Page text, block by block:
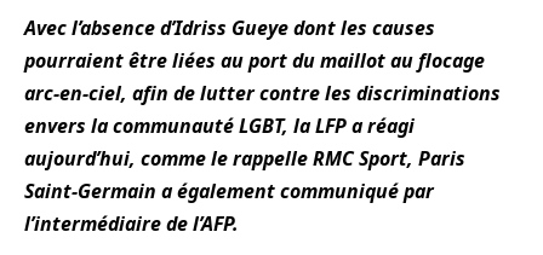
Avec l’absence d’Idriss Gueye dont les causes
pourraient être liées au port du maillot au flocage
arc-en-ciel, afin de lutter contre les discriminations
envers la communauté LGBT, la LFP a réagi
aujourd’hui, comme le rappelle RMC Sport, Paris
Saint-Germain a également communiqué par
l’intermédiaire de l’AFP.